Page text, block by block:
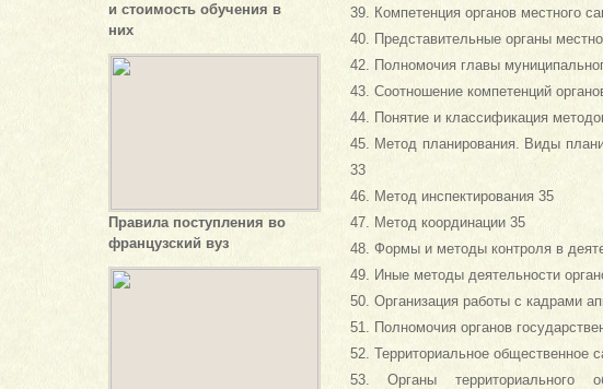
и стоимость обучения в
них
Правила поступления во
французский вуз
39. Компетенция органов местного
40. Представительные органы
42. Полномочия главы
43. Соотношение компетенций
44. Понятие и классификация
45. Метод планирования. Виды
33
46. Метод инспектирования 35
47. Метод координации 35
48. Формы и методы контроля в
49. Иные методы деятельности
50. Организация работы с кадрами
51. Полномочия органов
52. Территориальное общественное
53. Органы территориального